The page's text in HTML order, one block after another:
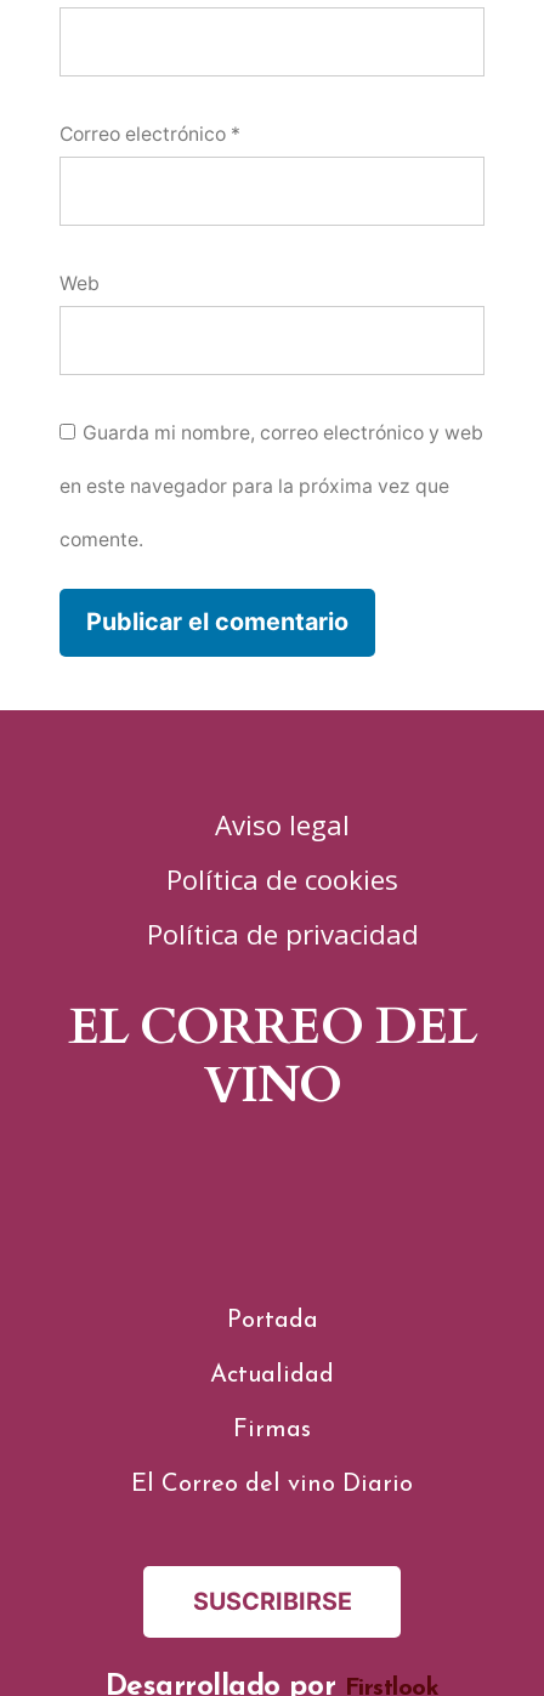
Correo electrónico *
Web
Guarda mi nombre, correo electrónico y web
en este navegador para la próxima vez que
comente.
Aviso legal
Política de cookies
Política de privacidad
EL CORREO DEL
VINO
Portada
Actualidad
Firmas
El Correo del vino Diario
SUSCRIBIRSE
Desarrollado por Firstlook